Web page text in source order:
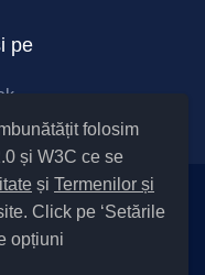
folosim
și W3C ce se
și Termenilor și
Click pe ‘Setările
opțiuni
pe